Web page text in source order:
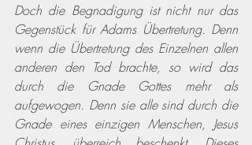
Doch die Begnadigung ist nicht nur das
Gegenstück für Adams Übertretung. Denn
wenn die Übertretung des Einzelnen allen
anderen den Tod brachte, so wird das
durch die Gnade Gottes mehr als
aufgewogen. Denn sie alle sind durch die
Gnade eines einzigen Menschen, Jesus